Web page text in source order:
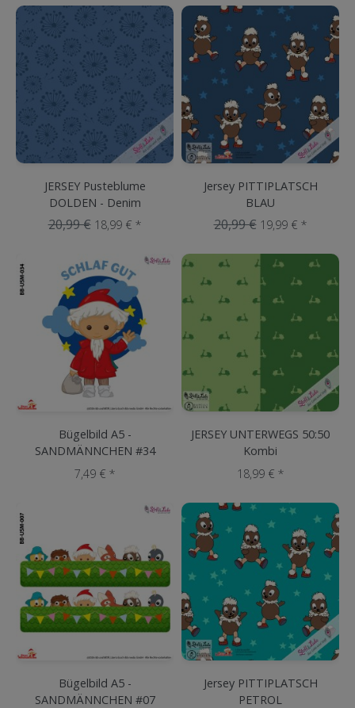
JERSEY Pusteblume
DOLDEN - Denim
20,99 € 18,99 € *
Jersey PITTIPLATSCH
BLAU
20,99 € 19,99 € *
Bügelbild A5 -
SANDMÄNNCHEN #34
7,49 € *
JERSEY UNTERWEGS 50:50
Kombi
18,99 € *
Bügelbild A5 -
SANDMÄNNCHEN #07
Jersey PITTIPLATSCH
PETROL